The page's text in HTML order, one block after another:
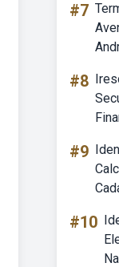
#7
#8
#9
#10